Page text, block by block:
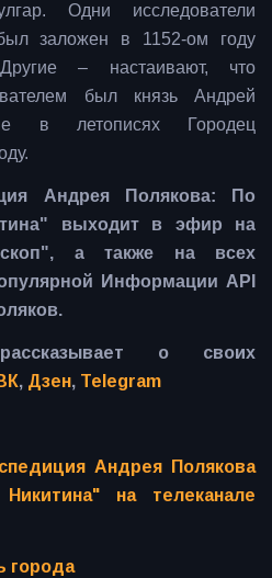
Одни исследователи
заложен в 1152-ом году
– настаивают, что
был князь Андрей
в летописях Городец
Андрея Полякова: По
выходит в эфир на
а также на всех
Информации API
о своих
, Дзен, Telegram
Андрея Полякова
на телеканале
города